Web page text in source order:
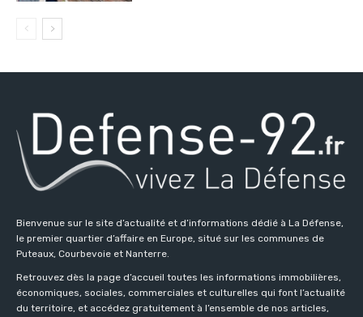
Bienvenue sur le site d’actualité et d’informations dédié à La Défense,
le premier quartier d’affaire en Europe, situé sur les communes de
Puteaux, Courbevoie et Nanterre.
Retrouvez dès la page d’accueil toutes les informations immobilières,
économiques, sociales, commerciales et culturelles qui font l’actualité
du territoire, et accédez gratuitement à l’ensemble de nos articles,